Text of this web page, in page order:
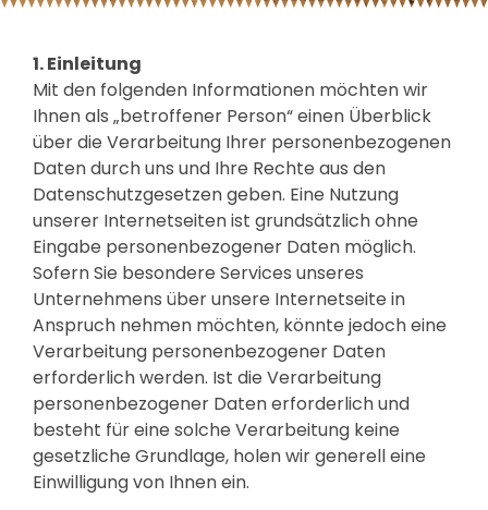
1. Einleitung
Mit den folgenden Informationen möchten wir
Ihnen als „betroffener Person“ einen Überblick
über die Verarbeitung Ihrer personenbezogenen
Daten durch uns und Ihre Rechte aus den
Datenschutzgesetzen geben. Eine Nutzung
unserer Internetseiten ist grundsätzlich ohne
Eingabe personenbezogener Daten möglich.
Sofern Sie besondere Services unseres
Unternehmens über unsere Internetseite in
Anspruch nehmen möchten, könnte jedoch eine
Verarbeitung personenbezogener Daten
erforderlich werden. Ist die Verarbeitung
personenbezogener Daten erforderlich und
besteht für eine solche Verarbeitung keine
gesetzliche Grundlage, holen wir generell eine
Einwilligung von Ihnen ein.